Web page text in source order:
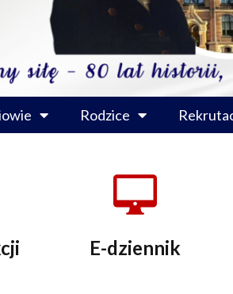
Rodzice
E-dziennik